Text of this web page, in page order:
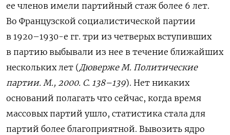
ее членов имели партийный стаж более 6 лет.
Во Французской социалистической партии
в 1920–1930-е гг. три из четверых вступивших
в партию выбывали из нее в течение ближайших
нескольких лет (Дюверже М. Политические
партии. М., 2000. С. 138–139). Нет никаких
оснований полагать что сейчас, когда время
массовых партий ушло, статистика стала для
партий более благоприятной. Вывозить ядро